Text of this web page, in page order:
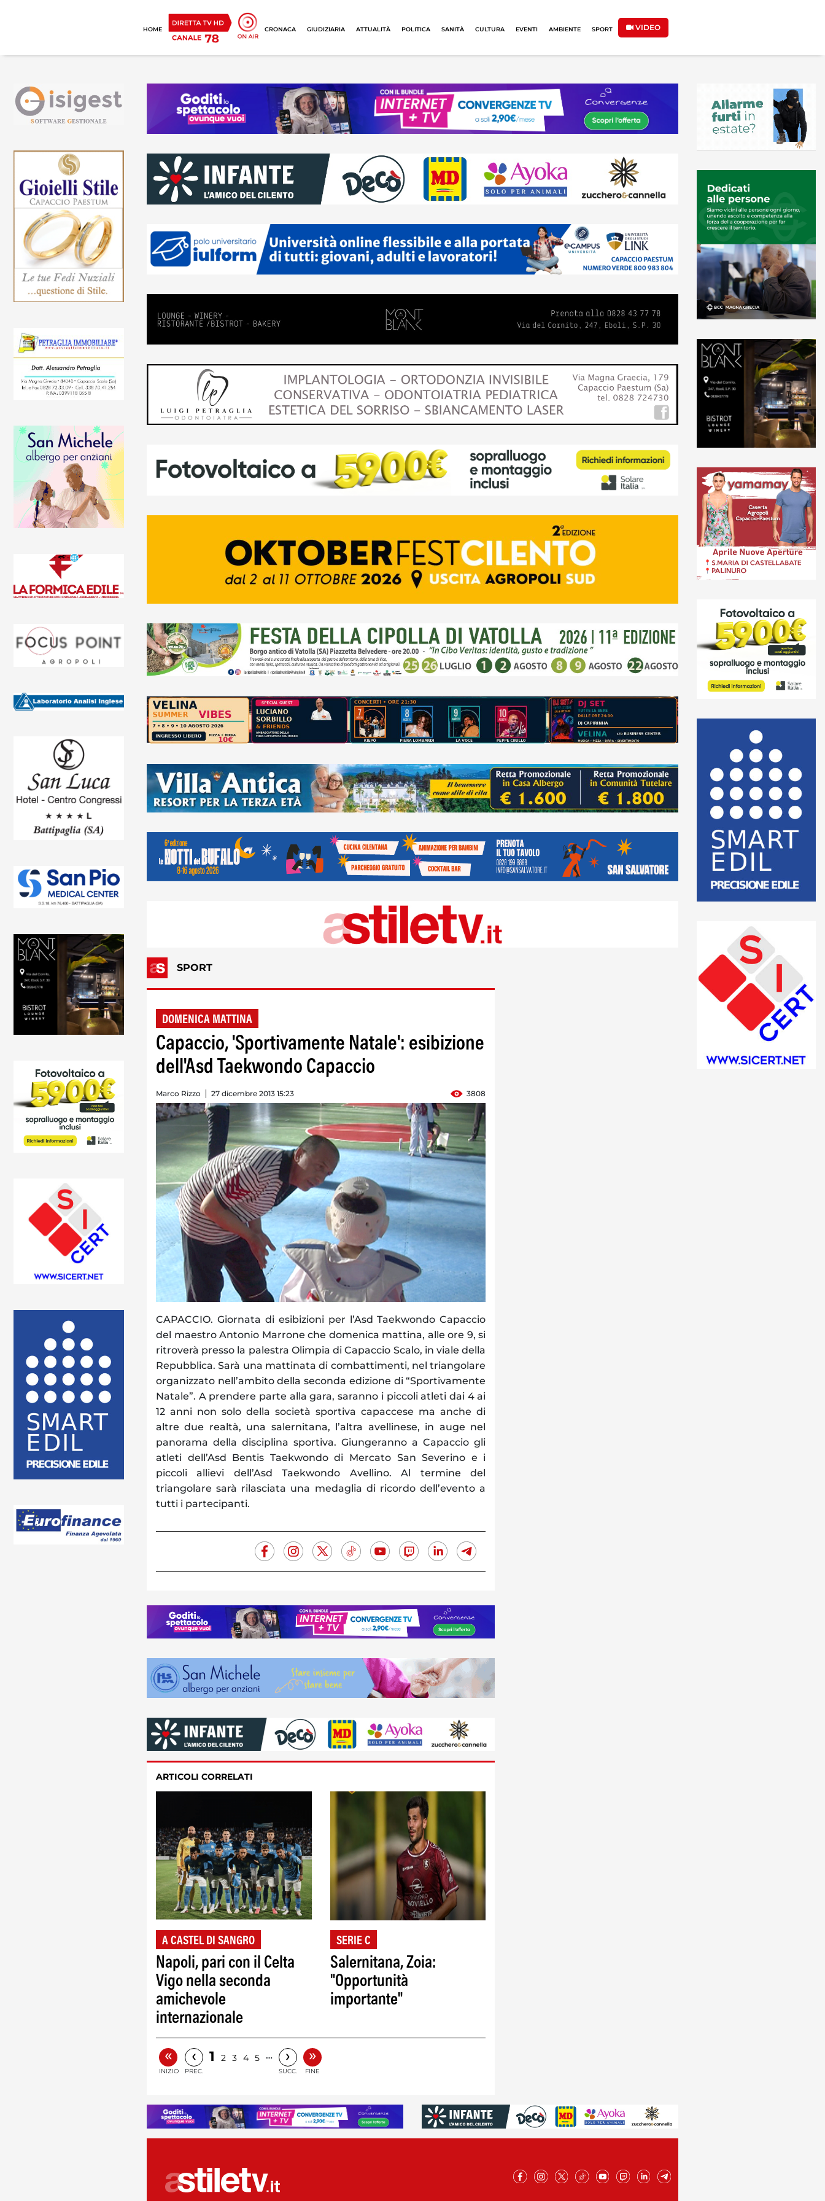
HOME CRONACA GIUDIZIARIA ATTUALITÀ POLITICA SANITÀ CULTURA EVENTI AMBIENTE SPORT VIDEO
SPORT
DOMENICA MATTINA
Capaccio, 'Sportivamente Natale': esibizione
dell'Asd Taekwondo Capaccio
Marco Rizzo 27 dicembre 2013 15:23 3808
CAPACCIO. Giornata di esibizioni per l’Asd Taekwondo Capaccio
del maestro Antonio Marrone che domenica mattina, alle ore 9, si
ritroverà presso la palestra Olimpia di Capaccio Scalo, in viale della
Repubblica. Sarà una mattinata di combattimenti, nel triangolare
organizzato nell’ambito della seconda edizione di “Sportivamente
Natale”. A prendere parte alla gara, saranno i piccoli atleti dai 4 ai
12 anni non solo della società sportiva capaccese ma anche di
altre due realtà, una salernitana, l’altra avellinese, in auge nel
panorama della disciplina sportiva. Giungeranno a Capaccio gli
atleti dell’Asd Bentis Taekwondo di Mercato San Severino e i
piccoli allievi dell’Asd Taekwondo Avellino. Al termine del
triangolare sarà rilasciata una medaglia di ricordo dell’evento a
tutti i partecipanti.
ARTICOLI CORRELATI
A CASTEL DI SANGRO
Napoli, pari con il Celta
Vigo nella seconda
amichevole
internazionale
SERIE C
Salernitana, Zoia:
"Opportunità
importante"
«
INIZIO
‹
PREC.
1 2 3 4 5 … ›
SUCC.
»
FINE